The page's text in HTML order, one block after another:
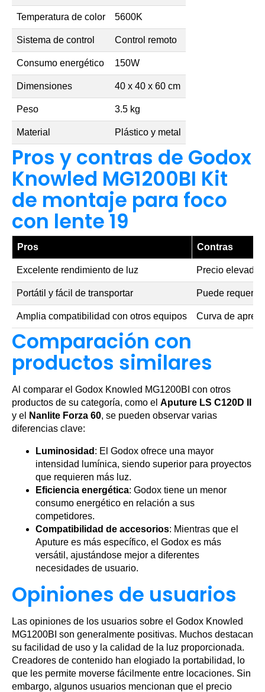
Temperatura de color 5600K
Sistema de control Control remoto
Consumo energético 150W
Dimensiones 40 x 40 x 60 cm
Peso 3.5 kg
Material Plástico y metal
Pros y contras de Godox
Knowled MG1200BI Kit
de montaje para foco
con lente 19
Pros Contras
Excelente rendimiento de luz Precio elevado
Portátil y fácil de transportar Puede requerir
Amplia compatibilidad con otros equipos Curva de
Comparación con
productos similares
Al comparar el Godox Knowled MG1200BI con otros
productos de su categoría, como el Aputure LS C120D II
y el
Nanlite Forza 60, se pueden observar varias
diferencias clave:
Luminosidad : El Godox ofrece una mayor
intensidad lumínica, siendo superior para proyectos
que requieren más luz.
Eficiencia energética: Godox tiene un menor
consumo energético en relación a sus
competidores.
Compatibilidad de accesorios: Mientras que el
Aputure es más específico, el Godox es más
versátil, ajustándose mejor a diferentes
necesidades de usuario.
Opiniones de usuarios
Las opiniones de los usuarios sobre el Godox Knowled
MG1200BI son generalmente positivas. Muchos destacan
su facilidad de uso y la calidad de la luz proporcionada.
Creadores de contenido han elogiado la portabilidad, lo
que les permite moverse fácilmente entre locaciones. Sin
embargo, algunos usuarios mencionan que el precio